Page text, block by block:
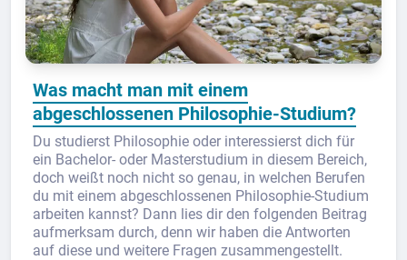
Was macht man mit einem
abgeschlossenen Philosophie-Studium?
Du studierst Philosophie oder interessierst dich für
ein Bachelor- oder Masterstudium in diesem Bereich,
doch weißt noch nicht so genau, in welchen Berufen
du mit einem abgeschlossenen Philosophie-Studium
arbeiten kannst? Dann lies dir den folgenden Beitrag
aufmerksam durch, denn wir haben die Antworten
auf diese und weitere Fragen zusammengestellt.